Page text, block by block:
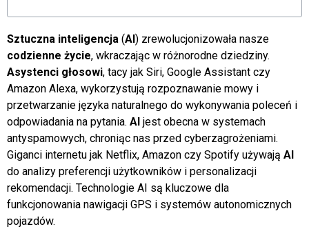
Sztuczna inteligencja (AI) zrewolucjonizowała nasze
codzienne życie, wkraczając w różnorodne dziedziny.
Asystenci głosowi, tacy jak Siri, Google Assistant czy
Amazon Alexa, wykorzystują rozpoznawanie mowy i
przetwarzanie języka naturalnego do wykonywania poleceń i
odpowiadania na pytania. AI jest obecna w systemach
antyspamowych, chroniąc nas przed cyberzagrożeniami.
Giganci internetu jak Netflix, Amazon czy Spotify używają AI
do analizy preferencji użytkowników i personalizacji
rekomendacji. Technologie AI są kluczowe dla
funkcjonowania nawigacji GPS i systemów autonomicznych
pojazdów.